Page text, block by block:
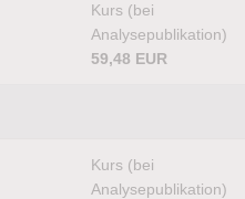
Kurs (bei
Analysepublikation)
59,48 EUR
Kurs (bei
Analysepublikation)